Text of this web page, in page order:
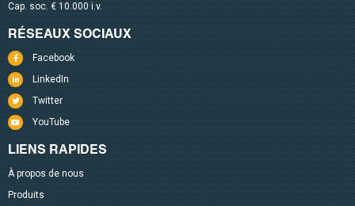
Cap. soc. € 10.000 i.v.
RÉSEAUX SOCIAUX
Facebook
LinkedIn
Twitter
YouTube
LIENS RAPIDES
À propos de nous
Produits